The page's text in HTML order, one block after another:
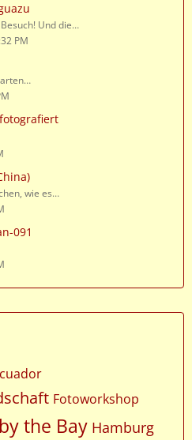
Und die…
PM
wie es…
091
Fotoworkshop
the Bay Hamburg